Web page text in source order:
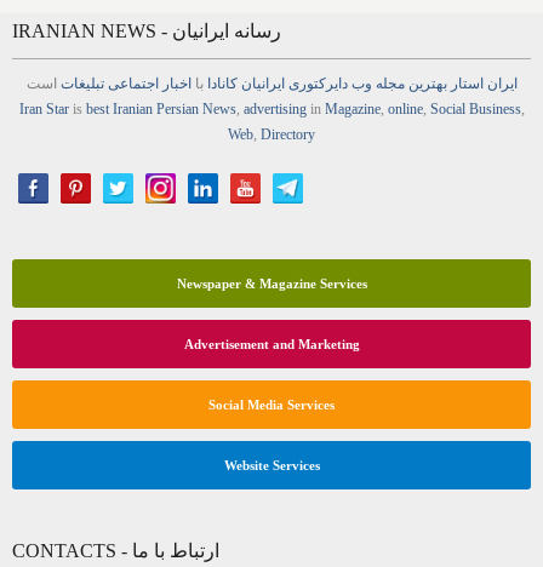
IRANIAN NEWS - رسانه ایرانیان
ایران استار بهترین مجله وب دایرکتوری ایرانیان کانادا بااخبار اجتماعی تبلیغات است
Iran Staris best Iranian Persian News, advertisingin Magazine, online, Social Business,
Web Directory
Newspaper & Magazine Services
Advertisement and Marketing
Social Media Services
Website Services
CONTACTS - ارتباط با ما